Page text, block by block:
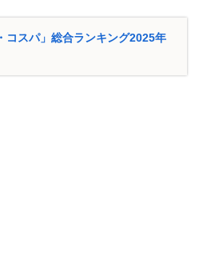
コスパ」総合ランキング2025年